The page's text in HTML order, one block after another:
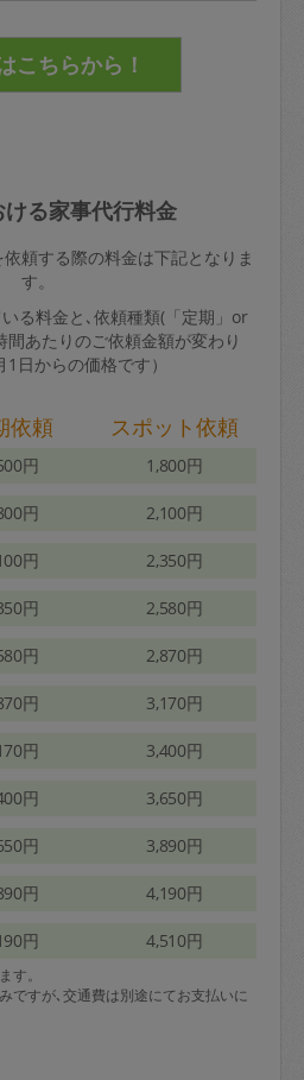
る家事代行料金
頼する際の料金は下記となりま
す。
る料金と､依頼種類(「定期」or
間あたりのご依頼金額が変わり
日からの価格です）
依頼 スポット依頼
円 1,800円
円 2,100円
円 2,350円
円 2,580円
円 2,870円
円 3,170円
円 3,400円
円 3,650円
円 3,890円
円 4,190円
円 4,510円
す。
ですが､交通費は別途にてお支払いに